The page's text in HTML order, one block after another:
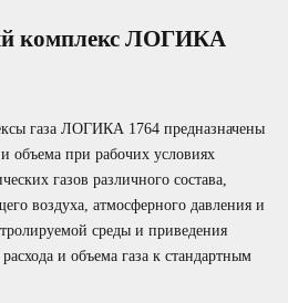
комплекс ЛОГИКА
газа ЛОГИКА 1764 предназначены
объема при рабочих условиях
газов различного состава,
воздуха, атмосферного давления и
среды и приведения
и объема газа к стандартным